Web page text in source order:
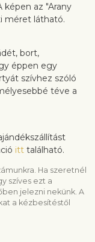
képen az "Arany
méret látható.
bort,
éppen egy
szívhez szóló
téve a
itt található.
Ha szeretnél
szíves ezt a
jelezni nekünk. A
a kézbesítéstől